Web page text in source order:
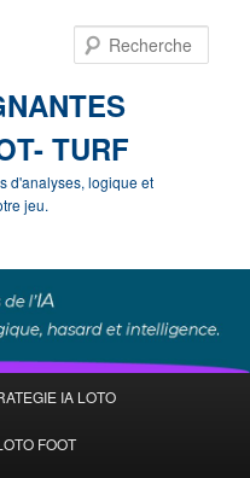
TURF
d'analyses, logique et
jeu.
IA LOTO
FOOT